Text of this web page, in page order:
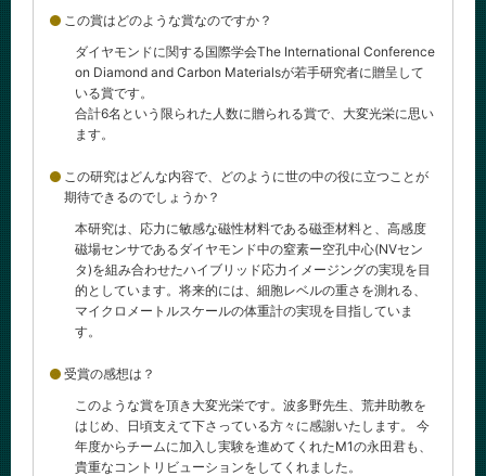
この賞はどのような賞なのですか？
ダイヤモンドに関する国際学会The International Conference
on Diamond and Carbon Materialsが若手研究者に贈呈して
いる賞です。
合計6名という限られた人数に贈られる賞で、大変光栄に思い
ます。
この研究はどんな内容で、どのように世の中の役に立つことが
期待できるのでしょうか？
本研究は、応力に敏感な磁性材料である磁歪材料と、高感度
磁場センサであるダイヤモンド中の窒素ー空孔中心(NVセン
タ)を組み合わせたハイブリッド応力イメージングの実現を目
的としています。将来的には、細胞レベルの重さを測れる、
マイクロメートルスケールの体重計の実現を目指していま
す。
受賞の感想は？
このような賞を頂き大変光栄です。波多野先生、荒井助教を
はじめ、日頃支えて下さっている方々に感謝いたします。 今
年度からチームに加入し実験を進めてくれたM1の永田君も、
貴重なコントリビューションをしてくれました。